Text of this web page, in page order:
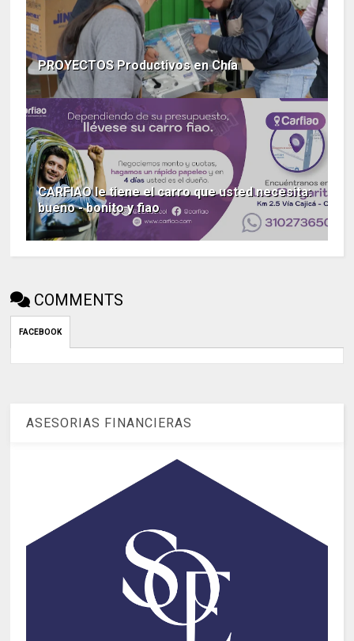
PROYECTOS Productivos en Chía
CARFIAO le tiene el carro que usted necesita:
bueno - bonito y fiao
COMMENTS
FACEBOOK
ASESORIAS FINANCIERAS